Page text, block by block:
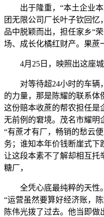
出于隆重，“本土企业本
团无限公司厂长叶子钦回
品中脱颖而出，担任家乡“
场、成长化橘红财产。果蔗
4月25日，映照出这座城
对等待超24小时的车辆
的力量，那是陈耀的联系体
这份赔本收蔗的帮农担任是
无前例的窘境。茂名市耀明
“有蔗才有厂，畅销的愁云
务；谁知本年价钱断崖式下
让这段本素不了解却相互托
糖厂，
全凭心底最纯粹的天性。
“运营虽然要算好经济账，
陈伟光拨了过去。他当即做